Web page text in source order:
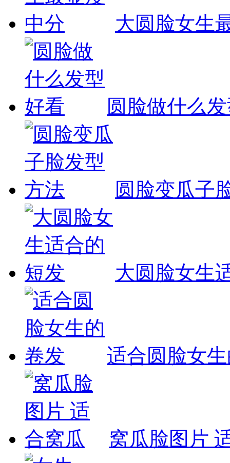
大圆脸女生
圆脸做什么
圆脸变瓜子
大圆脸女生
适合圆脸女
窝瓜脸图片